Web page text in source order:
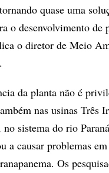
quase uma
o desenvolvimento de
o diretor de Meio
da planta não é
nas usinas Três
no sistema do rio
a causar problemas
Os